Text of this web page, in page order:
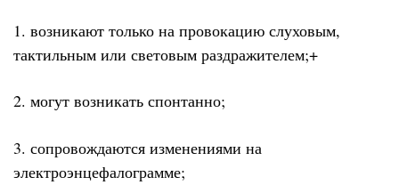
1. возникают только на провокацию слуховым,
тактильным или световым раздражителем;+
2. могут возникать спонтанно;
3. сопровождаются изменениями на
электроэнцефалограмме;